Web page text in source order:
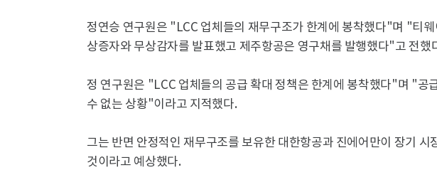
정연승 연구원은 "LCC 업체들의 재무구조가 한계에 봉착했다"며 "티
상증자와 무상감자를 발표했고 제주항공은 영구채를 발행했다"고 전했
정 연구원은 "LCC 업체들의 공급 확대 정책은 한계에 봉착했다"며 "공
수 없는 상황"이라고 지적했다.
그는 반면 안정적인 재무구조를 보유한 대한항공과 진에어만이 장기 시
것이라고 예상했다.